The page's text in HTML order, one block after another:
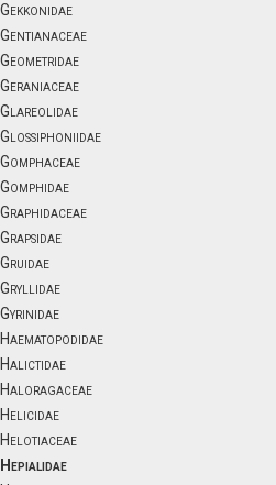
Gekkonidae
Gentianaceae
Geometridae
Geraniaceae
Glareolidae
Glossiphoniidae
Gomphaceae
Gomphidae
Graphidaceae
Grapsidae
Gruidae
Gryllidae
Gyrinidae
Haematopodidae
Halictidae
Haloragaceae
Helicidae
Helotiaceae
Hepialidae